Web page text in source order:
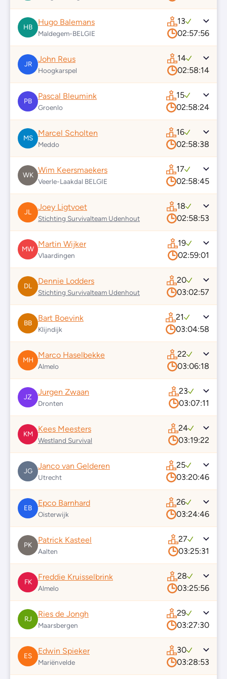
HB
Hugo Balemans
Maldegem-BELGIE
13
02:57:56
JR
John Reus
Hoogkarspel
14
02:58:14
PB
Pascal Bleumink
Groenlo
15
02:58:24
MS
Marcel Scholten
Meddo
16
02:58:38
WK
Wim Keersmaekers
Veerle-Laakdal BELGIE
17
02:58:45
JL
Joey Ligtvoet
Stichting Survivalteam Udenhout
18
02:58:53
MW
Martin Wijker
Vlaardingen
19
02:59:01
DL
Dennie Lodders
Stichting Survivalteam Udenhout
20
03:02:57
BB
Bart Boevink
Klijndijk
21
03:04:58
MH
Marco Haselbekke
Almelo
22
03:06:18
JZ
Jurgen Zwaan
Dronten
23
03:07:11
KM
Kees Meesters
Westland Survival
24
03:19:22
JG
Janco van Gelderen
Utrecht
25
03:20:46
EB
Epco Barnhard
Oisterwijk
26
03:24:46
PK
Patrick Kasteel
Aalten
27
03:25:31
FK
Freddie Kruisselbrink
Almelo
28
03:25:56
RJ
Ries de Jongh
Maarsbergen
29
03:27:30
ES
Edwin Spieker
Mariënvelde
30
03:28:53